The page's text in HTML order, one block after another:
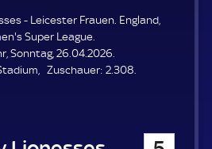
E
L
E
N
E
- Leicester Frauen. England,
Super League.
Sonntag, 26.04.2026.
Zuschauer: Z
2.308.